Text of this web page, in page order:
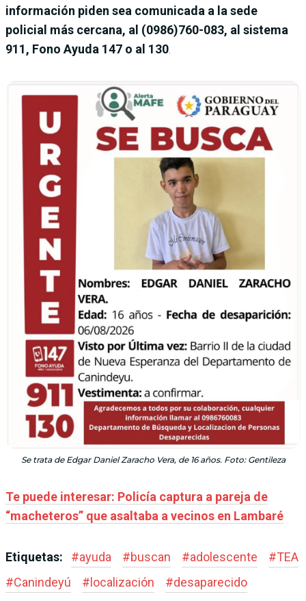
información piden sea comunicada a la sede
policial más cercana, al (0986)760-083, al sistema
911, Fono Ayuda 147 o al 130
Se trata de Edgar Daniel Zaracho Vera, de 16 años. Foto: Gentileza
Te puede interesar: Policía captura a pareja de
“macheteros” que asaltaba a vecinos en Lambaré
Etiquetas: #ayuda #buscan #adolescente #TEA
#Canindeyú # localización #desaparecido